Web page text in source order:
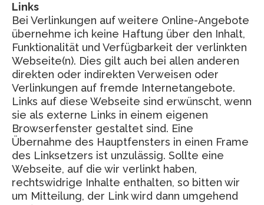
Links
Bei Verlinkungen auf weitere Online-Angebote
übernehme ich keine Haftung über den Inhalt,
Funktionalität und Verfügbarkeit der verlinkten
Webseite(n). Dies gilt auch bei allen anderen
direkten oder indirekten Verweisen oder
Verlinkungen auf fremde Internetangebote.
Links auf diese Webseite sind erwünscht, wenn
sie als externe Links in einem eigenen
Browserfenster gestaltet sind. Eine
Übernahme des Hauptfensters in einen Frame
des Linksetzers ist unzulässig. Sollte eine
Webseite, auf die wir verlinkt haben,
rechtswidrige Inhalte enthalten, so bitten wir
um Mitteilung, der Link wird dann umgehend